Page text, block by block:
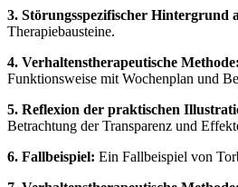
3. Störungsspezifischer Hintergrund
Therapiebausteine.
4. Verhaltenstherapeutische
Funktionsweise mit Wochenplan und
5. Reflexion der praktischen
Betrachtung der Transparenz und
6. Fallbeispiel: Ein Fallbeispiel von